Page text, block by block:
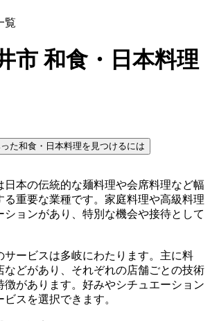
覧
市 和食・日本料理
た和食・日本料理を見つけるには
日本の伝統的な麺料理や会席料理など幅
る重要な業種です。家庭料理や高級料理
ションがあり、特別な機会や接待として
サービスは多岐にわたります。主に料
などがあり、それぞれの店舗ごとの技術
徴があります。好みやシチュエーション
スを選択できます。